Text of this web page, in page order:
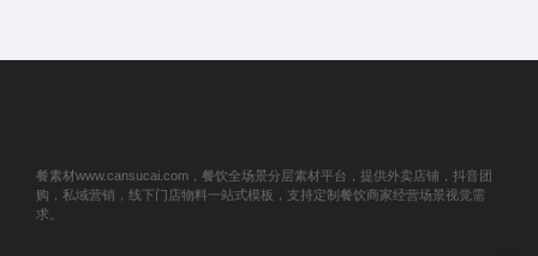
餐素材www.cansucai.com，餐饮全场景分层素材平台，提供外卖店铺，抖音团
购，私域营销，线下门店物料一站式模板，支持定制餐饮商家经营场景视觉需
求。